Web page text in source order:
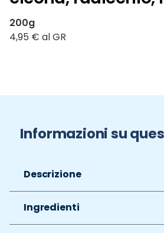
200g
4,95 € al GR
Informazioni su
Descrizione
Ingredienti